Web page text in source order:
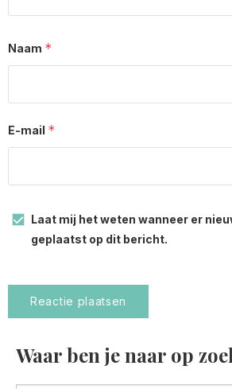
Naam *
E-mail *
Laat mij het weten wanneer er
geplaatst op dit bericht.
Waar ben je naar op